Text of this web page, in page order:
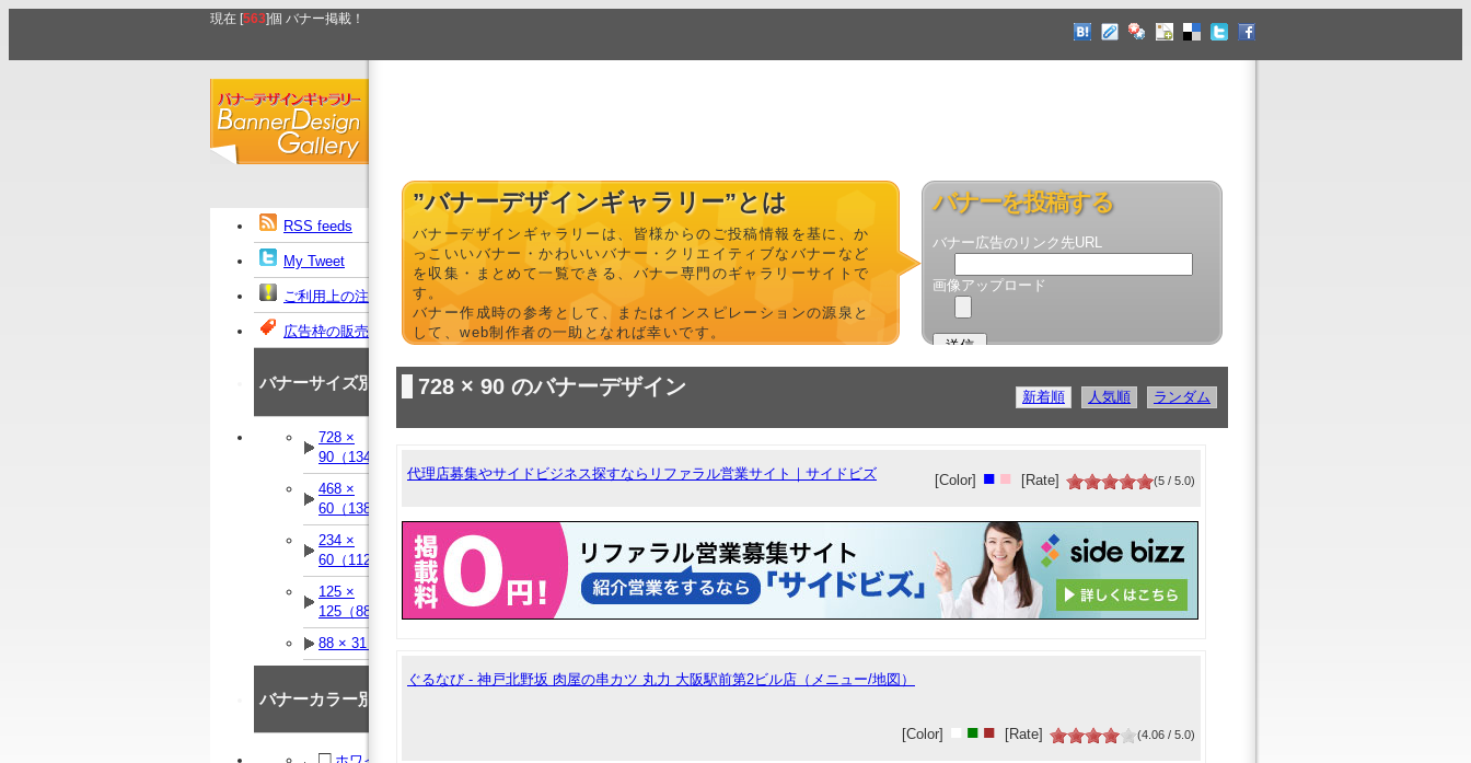
現在 [563]個 バナー掲載！
RSS feeds
My Tweet
ご利用上の注意
広告枠の販売
バナーサイズ別
728 ×
90（134）
468 ×
60（138）
234 ×
60（112）
125 ×
125（88）
88 × 31（90）
バナーカラー別
□
”バナーデザインギャラリー”とは
バナーデザインギャラリーは、皆様からのご投稿情報を基に、か
っこいいバナー・かわいいバナー・クリエイティブなバナーなど
を収集・まとめて一覧できる、バナー専門のギャラリーサイトで
す。
バナー作成時の参考として、またはインスピレーションの源泉と
して、web制作者の一助となれば幸いです。
バナーを投稿する
バナー広告のリンク先URL
画像アップロード
728 × 90 のバナーデザイン 新着順 人気順 ランダム
代理店募集やサイドビジネス探すならリファラル営業サイト｜サイドビズ [Color] ■ ■ [Rate] (5 / 5.0)
ぐるなび - 神戸北野坂 肉屋の串カツ 丸力 大阪駅前第2ビル店（メニュー/地図）
[Color] ■ ■ [Rate] (4.06 / 5.0)